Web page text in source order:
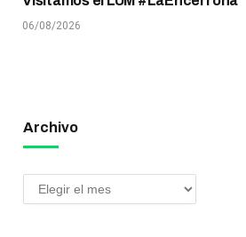
06/08/2026
Archivo